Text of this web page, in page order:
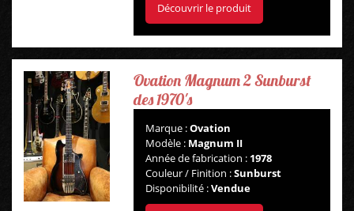
Découvrir le produit
Ovation Magnum 2 Sunburst
des 1970's
Marque :Ovation
Modèle : Magnum II
Année de fabrication : 1978
Couleur / Finition :Sunburst
Disponibilité :Vendue